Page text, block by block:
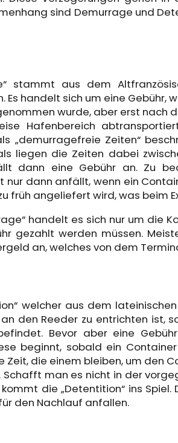
sind Demurrage und
stammt aus dem
Es handelt sich um eine Gebühr,
wurde, aber erst nach
Hafenbereich
„demurragefreie Zeiten“
liegen die Zeiten dabei
dann eine Gebühr an. Zu
nur dann anfällt, wenn ein
früh angeliefert wird, was beim
handelt es sich nur um die
gezahlt werden müssen.
an, welches von dem
welcher aus dem
den Reeder zu entrichten ist,
Bevor aber eine
beginnt, sobald ein
Zeit, die einem bleiben, um den
Schafft man es nicht in der
die „Detentition“ ins
den Nachlauf anfallen.